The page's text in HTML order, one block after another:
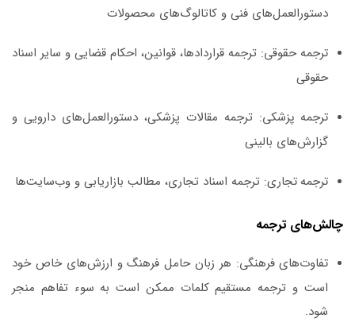
دستورالعمل‌های فنی و کاتالوگ‌های محصولات
ترجمه حقوقی: ترجمه قراردادها، قوانین، احکام قضایی و سایر اسناد
حقوقی
ترجمه پزشکی: ترجمه مقالات پزشکی، دستورالعمل‌های دارویی و
گزارش‌های بالینی
ترجمه تجاری: ترجمه اسناد تجاری، مطالب بازاریابی و وب‌سایت‌ها
چالش‌های ترجمه
تفاوت‌های فرهنگی: هر زبان حامل فرهنگ و ارزش‌های خاص خود
است و ترجمه مستقیم کلمات ممکن است به سوء تفاهم منجر
شود.